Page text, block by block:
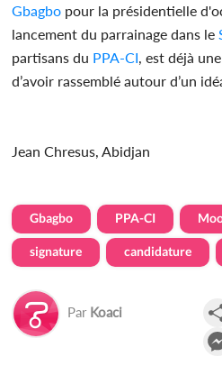
Gbagbo pour la présidentielle
lancement du parrainage dans le
partisans du PPA-CI , est déjà
d’avoir rassemblé autour d’un
Jean Chresus, Abidjan
Gbagbo PPA-CI
signature candidature
Par Koaci